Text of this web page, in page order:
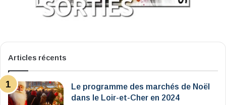
Articles récents
Le programme des marchés de Noël
dans le Loir-et-Cher en 2024